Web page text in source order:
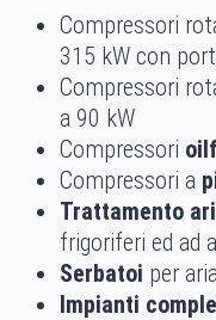
Compressori
315 kW con
Compressori
a 90 kW
Compressori
Compressori a
Trattamento
frigoriferi ed ad
Serbatoi per
Impianti